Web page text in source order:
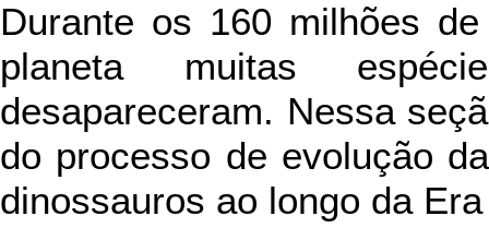
Durante os 160 milhões
planeta muitas
desapareceram. Nessa
do processo de evolução
dinossauros ao longo da